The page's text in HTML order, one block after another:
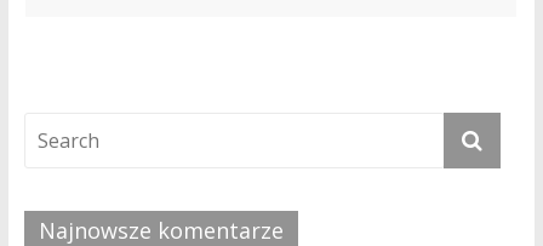
Najnowsze komentarze